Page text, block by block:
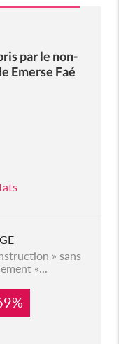
par le non-
Emerse Faé
» sans
«...